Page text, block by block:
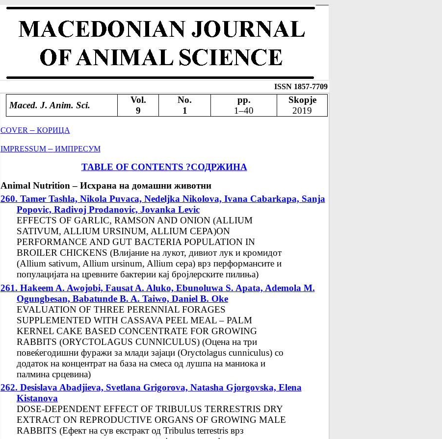
ISSN 1857-7709
Maced. J. Anim. Sci.
Vol.
9
No.
1
pp.
1–40
Skopje
2019
COVER–КОРИЦА
IMPRESSUM–ИМПРЕСУМ
TABLE OF CONTENTS ?СОДРЖИНА
Animal Nutrition – Исхрана на домашни животни
260. Tamer Tashla, Nikola Puvaca, Nedeljka Nikolova, Ivana Cabarkapa, Sanja
Popovic, Radivoj Prodanovic, Jovanka Levic
EFFECTS OF GARLIC, RAMSON AND ONION (ALLIUM
SATIVUM, ALLIUM URSINUM, ALLIUM CEPA)ON
PERFORMANCE AND GUT BACTERIA POPULATION IN
BROILER CHICKENS (Влијание на лукот, дивиот лук и кромидот
(Allium sativum, Allium ursinum, Allium cepa) врз перформансите и
популацијата на цревните бактерии кај бројлерските пилиња)
261. Hakeem A. Awojobi, Fausat A. Aluko, Ebunoluwa S. Apata, Ademola M.
Ogungbesan, Babatunde B. A. Taiwo, Daniel B. Oke
EVALUATION OF THREE PERENNIAL FORAGES
SUPPLEMENTED WITH CASSAVA PEEL MEAL – PALM
KERNEL CAKE BASED CONCENTRATE FOR GROWING
RABBITS (ORYCTOLAGUS CUNNICULUS) (Оцена на три
повеќегодишни фуражи за млади зајаци (Oryctolagus cunniculus) со
додаток на концентрат на база на смеса од лушпа на маниока и
палмина срцевина)
262. Desislava Abadjieva, Svetlana Grigorova, Natasha Gjorgovska, Elena
Kistanova
DOSE-DEPENDENT EFFECT OF TRIBULUS TERRESTRIS DRY
EXTRACT ON REPRODUCTIVE ORGANS OF GROWING MALE
RABBITS (Ефект на сув екстракт од Tribulus terrestris врз